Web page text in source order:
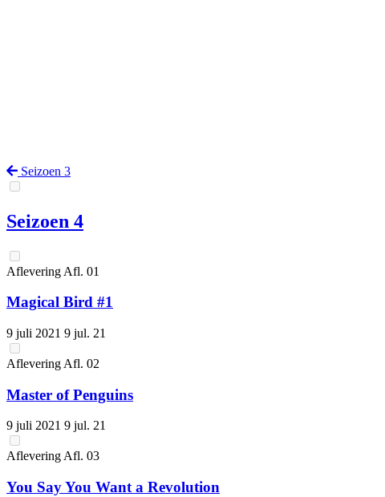
Seizoen 3
Seizoen 4
Aflevering Afl. 01
Magical Bird #1
9 juli 2021 9 jul. 21
Aflevering Afl. 02
Master of Penguins
9 juli 2021 9 jul. 21
Aflevering Afl. 03
You Say You Want a Revolution